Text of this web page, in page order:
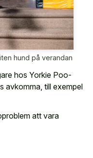
hund på verandan
hos Yorkie Poo-
avkomma, till exempel
att vara